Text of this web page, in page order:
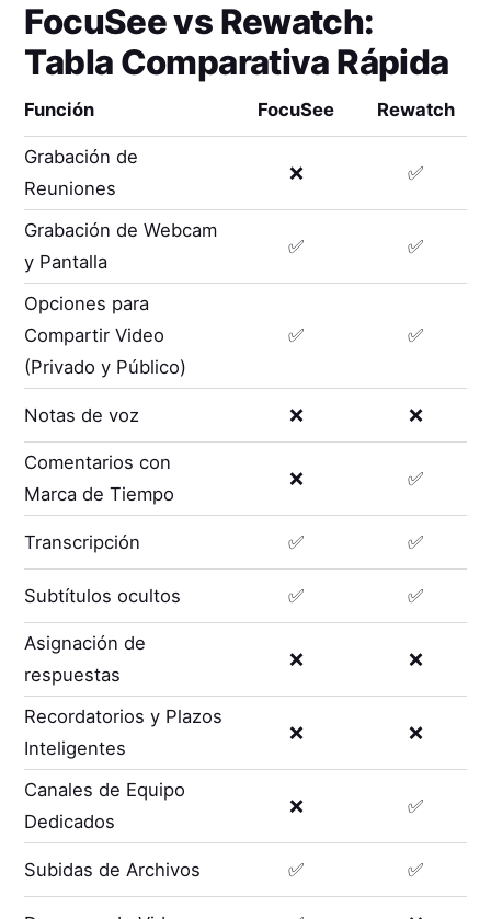
FocuSeevs Rewatch:
Tabla Comparativa Rápida
Función FocuSee Rewatch
Grabación de
Reuniones
❌ ✅
Grabación de Webcam
y Pantalla
✅ ✅
Opciones para
Compartir Video
(Privado y Público)
✅ ✅
Notas de voz ❌ ❌
Comentarios con
Marca de Tiempo
❌ ✅
Transcripción ✅ ✅
Subtítulos ocultos ✅ ✅
Asignación de
respuestas
❌ ❌
Recordatorios y Plazos
Inteligentes
❌ ❌
Canales de Equipo
Dedicados
❌ ✅
Subidas de Archivos ✅ ✅